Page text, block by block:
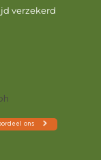
verzekerd